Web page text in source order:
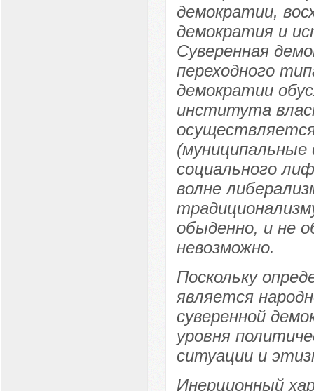
демократии,
демократия и
Суверенная
переходного
демократии
института
социального
волне
обыденно, и не
невозможно.
Поскольку
является
суверенной
уровня
ситуации и
Инерционный